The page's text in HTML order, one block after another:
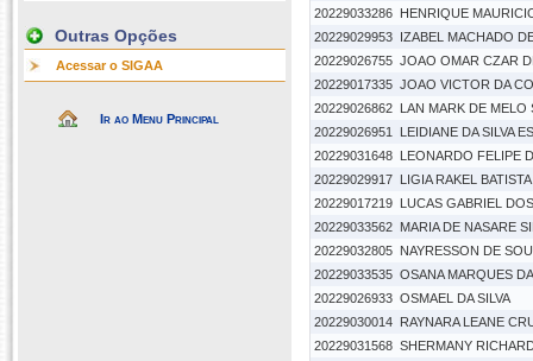
Outras Opções
Acessar o SIGAA
Ir ao Menu Principal
20229033286 HENRIQUE
20229029953 IZABEL MACHADO
20229026755 JOAO OMAR CZAR
20229017335 JOAO VICTOR DA
20229026862 LAN MARK DE MELO
20229026951
LEIDIANE DA SILVA
20229031648 LEONARDO FELIPE
20229029917 LIGIA RAKEL BATISTA
20229017219 LUCAS GABRIEL
20229033562 MARIA DE NASARE
20229032805 NAYRESSON DE
20229033535 OSANA MARQUES
20229026933 OSMAEL DA SILVA
20229030014 RAYNARA LEANE
20229031568 SHERMANY